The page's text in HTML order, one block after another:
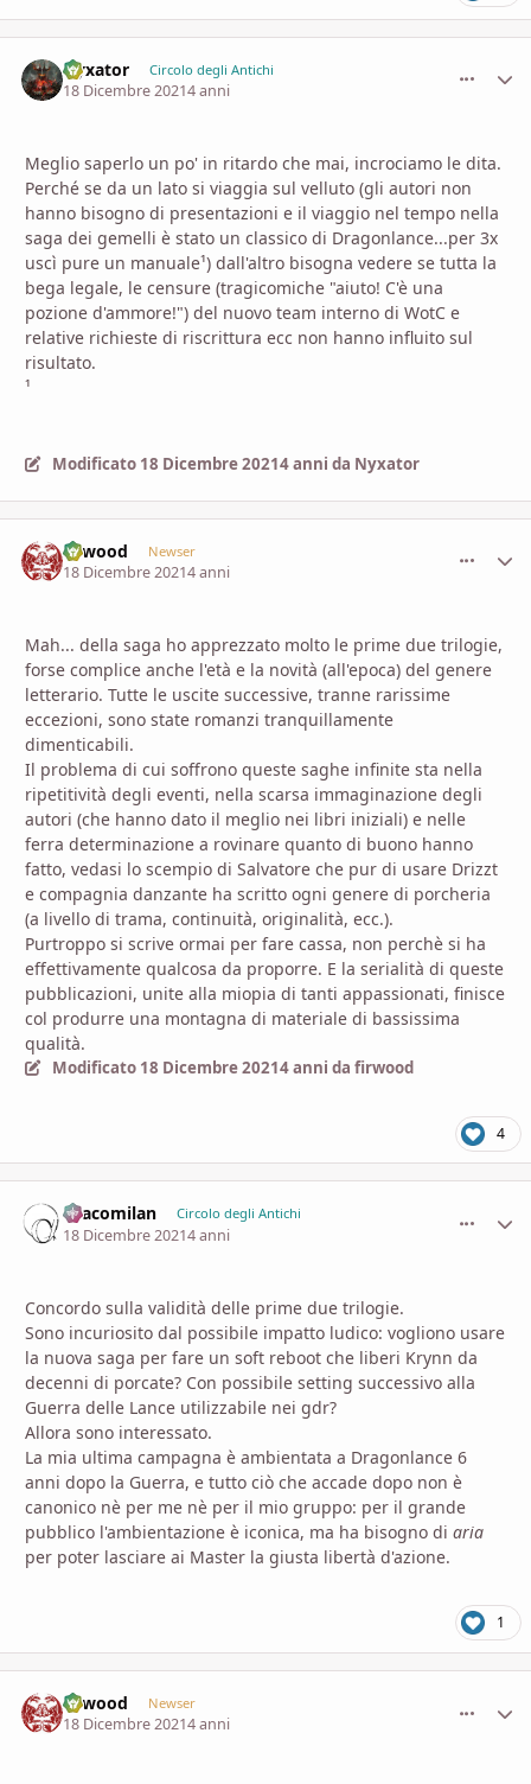
Nyxator Circolo degli Antichi
18 Dicembre 20214 anni
Meglio saperlo un po' in ritardo che mai, incrociamo le dita.
Perché se da un lato si viaggia sul velluto (gli autori non
hanno bisogno di presentazioni e il viaggio nel tempo nella
saga dei gemelli è stato un classico di Dragonlance...per 3x
uscì pure un manuale¹) dall'altro bisogna vedere se tutta la
bega legale, le censure (tragicomiche "aiuto! C'è una
pozione d'ammore!") del nuovo team interno di WotC e
relative richieste di riscrittura ecc non hanno influito sul
risultato.
¹
Modificato 18 Dicembre 20214 anni da Nyxator
firwood Newser
18 Dicembre 20214 anni
Mah... della saga ho apprezzato molto le prime due trilogie,
forse complice anche l'età e la novità (all'epoca) del genere
letterario. Tutte le uscite successive, tranne rarissime
eccezioni, sono state romanzi tranquillamente
dimenticabili.
Il problema di cui soffrono queste saghe infinite sta nella
ripetitività degli eventi, nella scarsa immaginazione degli
autori (che hanno dato il meglio nei libri iniziali) e nelle
ferra determinazione a rovinare quanto di buono hanno
fatto, vedasi lo scempio di Salvatore che pur di usare Drizzt
e compagnia danzante ha scritto ogni genere di porcheria
(a livello di trama, continuità, originalità, ecc.).
Purtroppo si scrive ormai per fare cassa, non perchè si ha
effettivamente qualcosa da proporre. E la serialità di queste
pubblicazioni, unite alla miopia di tanti appassionati, finisce
col produrre una montagna di materiale di bassissima
qualità.
Modificato 18 Dicembre 20214 anni da firwood
4
Dracomilan Circolo degli Antichi
18 Dicembre 20214 anni
Concordo sulla validità delle prime due trilogie.
Sono incuriosito dal possibile impatto ludico: vogliono usare
la nuova saga per fare un soft reboot che liberi Krynn da
decenni di porcate? Con possibile setting successivo alla
Guerra delle Lance utilizzabile nei gdr?
Allora sono interessato.
La mia ultima campagna è ambientata a Dragonlance 6
anni dopo la Guerra, e tutto ciò che accade dopo non è
canonico nè per me nè per il mio gruppo: per il grande
pubblico l'ambientazione è iconica, ma ha bisogno di aria
per poter lasciare ai Master la giusta libertà d'azione.
1
firwood Newser
18 Dicembre 20214 anni